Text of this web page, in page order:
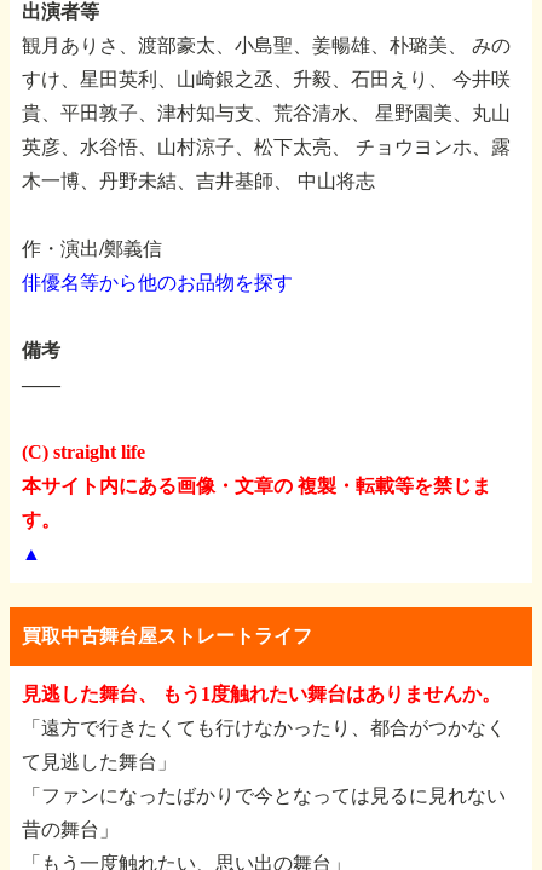
出演者等
観月ありさ、渡部豪太、小島聖、姜暢雄、朴璐美、
みの
すけ、星田英利、山崎銀之丞、升毅、石田えり、
今井咲
貴、平田敦子、津村知与支、荒谷清水、
星野園美、丸山
英彦、水谷悟、山村涼子、松下太亮、
チョウヨンホ、露
木一博、丹野未結、吉井基師、
中山将志
作・演出/鄭義信
俳優名等から他のお品物を探す
備考
――
(C) straight life
本サイト内にある画像・文章の 複製・転載等を禁じま
す。
▲
買取中古舞台屋ストレートライフ
見逃した舞台、 もう1度触れたい舞台はありませんか。
「遠方で行きたくても行けなかったり、都合がつかなく
て見逃した舞台」
「ファンになったばかりで今となっては見るに見れない
昔の舞台」
「もう一度触れたい、思い出の舞台」